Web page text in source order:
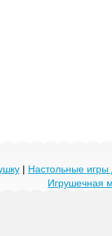
| Настольные игры
Игрушечная